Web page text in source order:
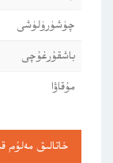
چۈشۈرۈلۈشى
باشقۇرغۇچى
مۇقاۋا
خاتالىق مەلۇم